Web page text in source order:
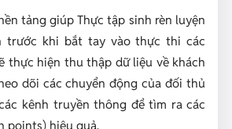
tảng giúp Thực tập sinh rèn luyện
trước khi bắt tay vào thực thi các
thực hiện thu thập dữ liệu về khách
dõi các chuyển động của đối thủ
kênh truyền thông để tìm ra các
points) hiệu quả.